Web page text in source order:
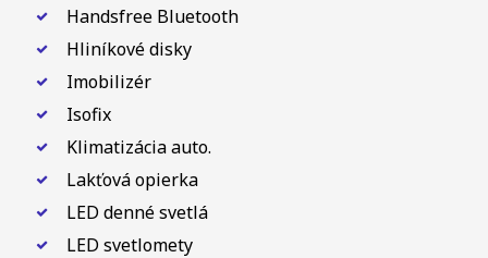
Handsfree Bluetooth
Hliníkové disky
Imobilizér
Isofix
Klimatizácia auto.
Lakťová opierka
LED denné svetlá
LED svetlomety